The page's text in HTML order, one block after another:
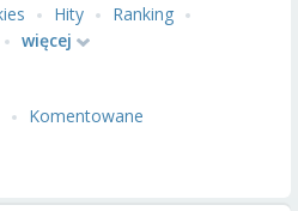
Hity
Ranking
więcej
Komentowane